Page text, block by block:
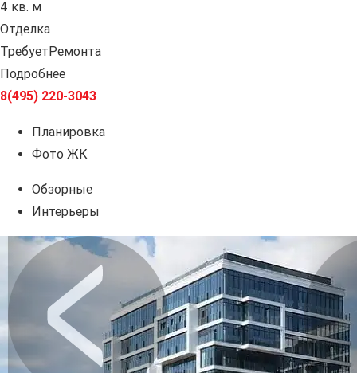
4 кв. м
Отделка
ТребуетРемонта
Подробнее
8(495) 220-3043
Планировка
Фото ЖК
Обзорные
Интерьеры